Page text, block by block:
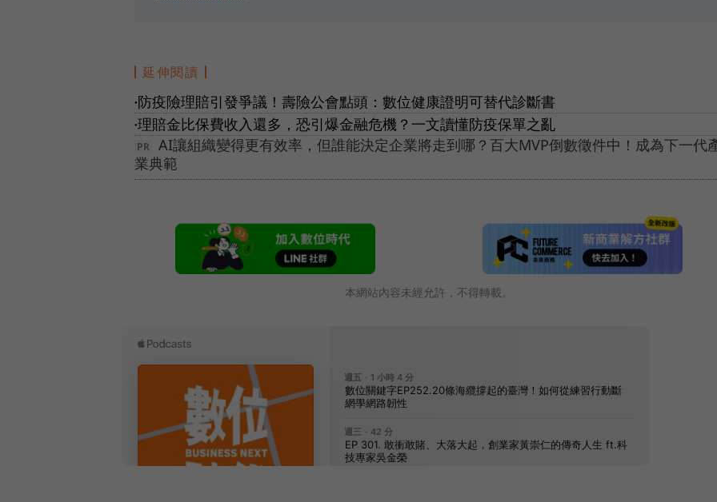
延伸閱讀
● 防疫險理賠引發爭議！壽險公會點頭：數位健康證明可替代診斷書
●理賠金比保費收入還多，恐引爆金融危機？一文讀懂防疫保單之亂
AI讓組織變得更有效率，但誰能決定企業將走到哪？百大MVP倒數徵件中！成為下一代
業典範
本網站內容未經允許，不得轉載。